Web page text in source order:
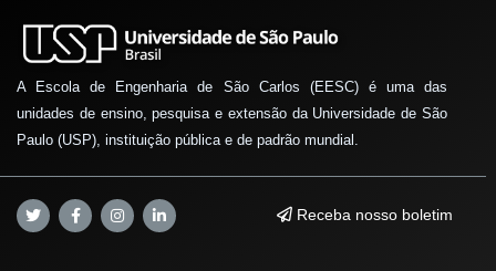
A Escola de Engenharia de São Carlos (EESC) é uma das
unidades de ensino, pesquisa e extensão da Universidade de São
Paulo (USP), instituição pública e de padrão mundial.
Receba nosso boletim